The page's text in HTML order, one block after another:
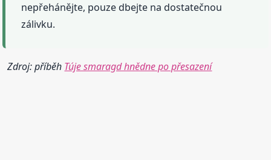
nepřehánějte, pouze dbejte na dostatečnou
zálivku.
Zdroj: příběh Túje smaragd hnědne po přesazení